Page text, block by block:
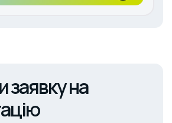
заявку на